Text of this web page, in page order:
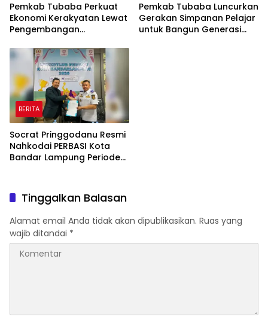
Pemkab Tubaba Perkuat
Ekonomi Kerakyatan Lewat
Pengembangan
Penyaluran KUR
Pemkab Tubaba Luncurkan
Gerakan Simpanan Pelajar
untuk Bangun Generasi
BERITA
Socrat Pringgodanu Resmi
Nahkodai PERBASI Kota
Bandar Lampung Periode
Tinggalkan Balasan
Alamat email Anda tidak akan dipublikasikan. Ruas yang
wajib ditandai *